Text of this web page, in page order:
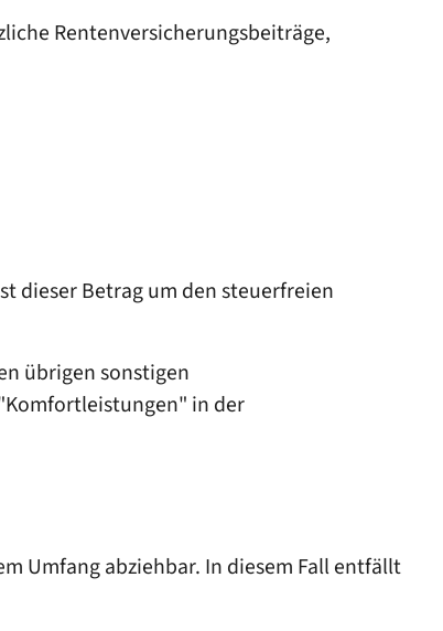
Rentenversicherungsbeiträge,
dieser Betrag um den steuerfreien
übrigen sonstigen
in der
Umfang abziehbar. In diesem Fall entfällt